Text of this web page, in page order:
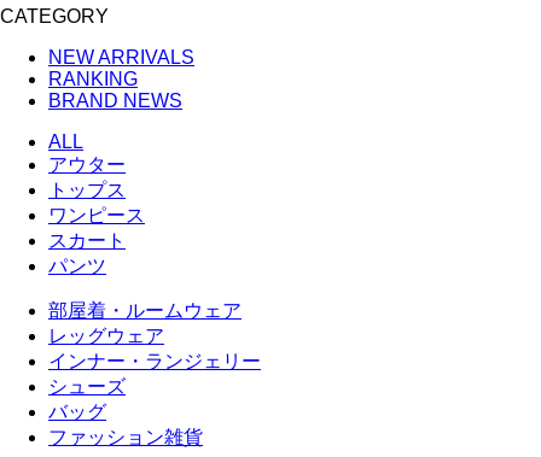
CATEGORY
NEW ARRIVALS
RANKING
BRAND NEWS
ALL
アウター
トップス
ワンピース
スカート
パンツ
部屋着・ルームウェア
レッグウェア
インナー・ランジェリー
シューズ
バッグ
ファッション雑貨